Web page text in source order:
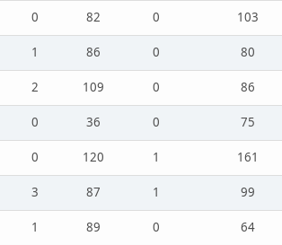
0 82 0
103
1 86 0
80
2 109 0
86
0 36 0
75
0 120 1
161
3 87 1
99
1 89 0
64